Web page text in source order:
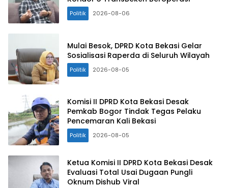
Politik 2026-08-06
Mulai Besok, DPRD Kota Bekasi Gelar
Sosialisasi Raperda di Seluruh Wilayah
Politik 2026-08-05
Komisi II DPRD Kota Bekasi Desak
Pemkab Bogor Tindak Tegas Pelaku
Pencemaran Kali Bekasi
Politik 2026-08-05
Ketua Komisi II DPRD Kota Bekasi Desak
Evaluasi Total Usai Dugaan Pungli
Oknum Dishub Viral